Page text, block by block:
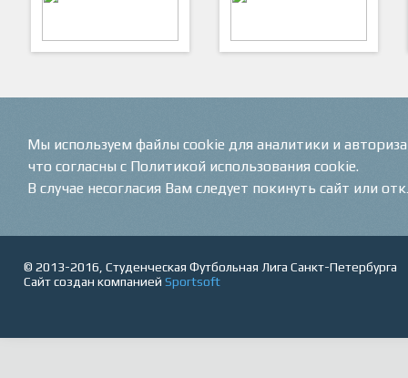
© 2013-2016, Студенческая Футбольная Лига Санкт-Петербурга
Сайт создан компанией Sportsoft
Мы используем файлы cookie для аналитики и
что согласны с Политикой использования cookie.
В случае несогласия Вам следует покинуть сайт или